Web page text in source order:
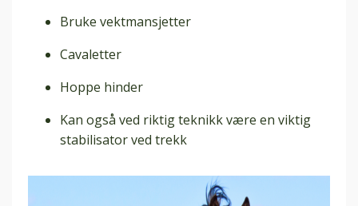
Bruke vektmansjetter
Cavaletter
Hoppe hinder
Kan også ved riktig teknikk være en viktig
stabilisator ved trekk